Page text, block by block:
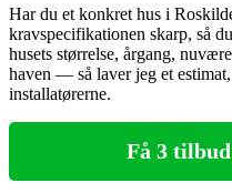
Har du et konkret hus i
kravspecifikationen skarp, så
husets størrelse, årgang,
haven — så laver jeg et
installatørerne.
Få 3